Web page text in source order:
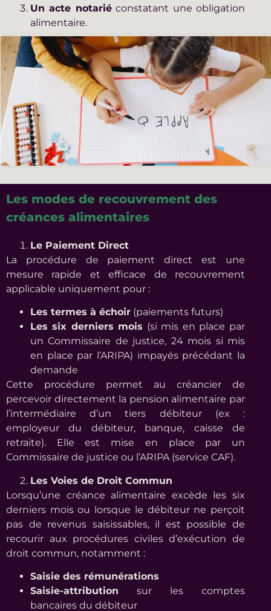
Un acte notariéconstatant une obligation
alimentaire.
Les modes de recouvrement des
créances alimentaires
Le Paiement Direct
La procédure de paiement direct est une
mesure rapide et efficace de recouvrement
applicable uniquement pour :
Les termes à échoir (paiements futurs)
Les six derniers mois (si mis en place par
un Commissaire de justice, 24 mois si mis
en place par l’ARIPA) impayés précédant la
demande
Cette procédure permet au créancier de
percevoir directement la pension alimentaire par
l’intermédiaire d’un tiers débiteur (ex :
employeur du débiteur, banque, caisse de
retraite). Elle est mise en place par un
Commissaire de justice ou l’ARIPA (service CAF).
Les Voies de Droit Commun
Lorsqu’une créance alimentaire excède les six
derniers mois ou lorsque le débiteur ne perçoit
pas de revenus saisissables, il est possible de
recourir aux procédures civiles d’exécution de
droit commun, notamment :
Saisie des rémunérations
Saisie-attribution sur les comptes
bancaires du débiteur